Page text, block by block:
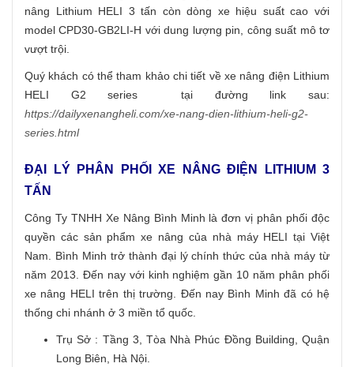
nâng Lithium HELI 3 tấn còn dòng xe hiệu suất cao với
model CPD30-GB2LI-H với dung lượng pin, công suất mô tơ
vượt trội.
Quý khách có thể tham khảo chi tiết về xe nâng điện Lithium
HELI G2 series tại đường link sau:
https://dailyxenangheli.com/xe-nang-dien-lithium-heli-g2-
series.html
ĐẠI LÝ PHÂN PHỐI XE NÂNG ĐIỆN LITHIUM 3
TẤN
Công Ty TNHH Xe Nâng Bình Minh là đơn vị phân phối độc
quyền các sản phẩm xe nâng của nhà máy HELI tại Việt
Nam. Bình Minh trở thành đại lý chính thức của nhà máy từ
năm 2013. Đến nay với kinh nghiệm gần 10 năm phân phối
xe nâng HELI trên thị trường. Đến nay Bình Minh đã có hệ
thống chi nhánh ở 3 miền tổ quốc.
Trụ Sở : Tầng 3, Tòa Nhà Phúc Đồng Building, Quận
Long Biên, Hà Nội.